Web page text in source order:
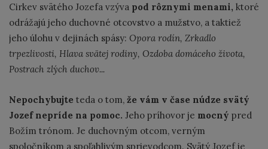
Cirkev svätého Jozefa vzýva pod rôznymi menami, ktoré
odrážajú jeho duchovné otcovstvo a mužstvo, a taktiež
jeho úlohu v dejinách spásy: Opora rodín, Zrkadlo
trpezlivosti, Hlava svätej rodiny, Ozdoba domáceho života,
Postrach zlých duchov...
Nepochybujte teda o tom, že vám v čase núdze svätý
Jozef nepríde na pomoc. Jeho príhovor je mocný pred
Božím trónom. Je duchovným otcom, verným
spoločníkom a spoľahlivým sprievodcom. Svätý Jozef je